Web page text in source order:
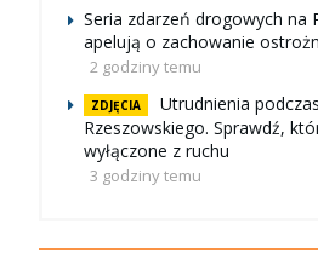
Seria zdarzeń drogowych na
apelują o zachowanie
2 godziny temu
ZDJĘCIA
Utrudnienia
Rzeszowskiego. Sprawdź,
wyłączone z ruchu
3 godziny temu